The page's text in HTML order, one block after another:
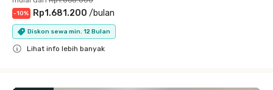
-10% Rp1.681.200 /bulan
Diskon sewa min. 12 Bulan
Lihat info lebih banyak